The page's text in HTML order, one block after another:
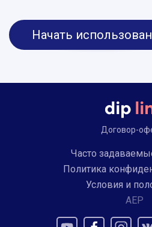
Начать
Договор-
Часто
Политика
Условия и
AEP